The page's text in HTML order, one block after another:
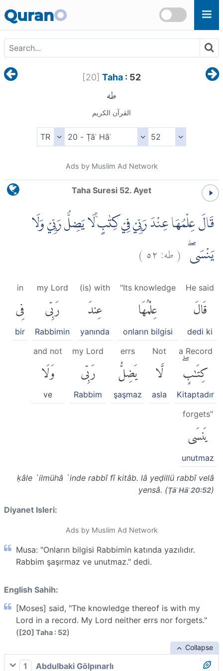
QuranO
[20] Taha: 52
طه
القرآن الكريم
Ads by Muslim Ad Network
Taha Suresi 52. Ayet
قَالَ عِلْمُهَا عِنْدَ رَبِّيْ فِيْ كِتٰبٍۚ لَا يَضِلُّ رَبِّيْ وَلَا
يَنْسَىۖ (طه:٥٢)
He said
قَالَ
dedi ki
"Its knowledge
عِلْمُهَا
onların bilgisi
(is) with
عِندَ
yanında
my Lord
رَبِّى
Rabbimin
in
فِى
bir
a Record
كِتَٰبٍۖ
Kitaptadır
Not
لَّا
asla
errs
يَضِلُّ
şaşmaz
my Lord
رَبِّى
Rabbim
and not
وَلَا
ve
forgets"
يَنسَى
unutmaz
ḳâle `ilmühâ `inde rabbî fî kitâb. lâ yeḍillü rabbî velâ
yensâ. (Ṭāʾ Hāʾ 20:52)
Diyanet Isleri:
Ads by Muslim Ad Network
Musa: "Onların bilgisi Rabbimin katında yazılıdır.
Rabbim şaşırmaz ve unutmaz." dedi.
English Sahih:
[Moses] said, "The knowledge thereof is with my
Lord in a record. My Lord neither errs nor forgets."
([20] Taha : 52)
Collapse
1
Abdulbaki Gölpınarlı